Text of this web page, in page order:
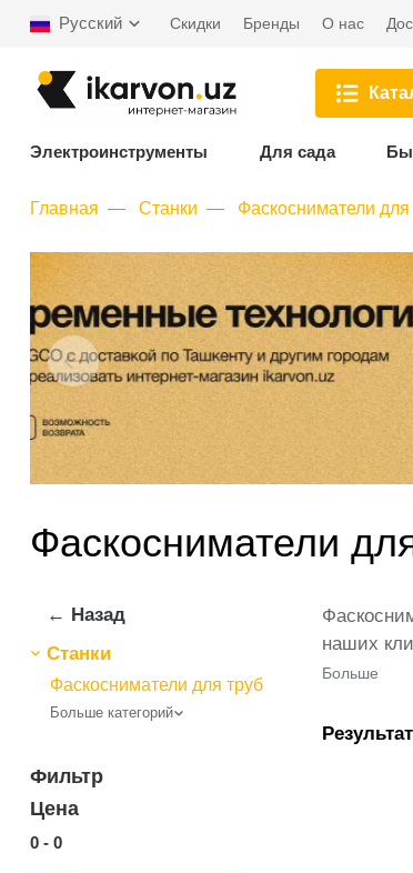
Русский Скидки Бренды О нас
Электроинструменты Для сада
Главная Станки Фаскосниматели для
Фаскосниматели
← Назад
Станки
Фаскосниматели для труб
Больше категорий
Фильтр
Цена
0 - 0
наших
магазине
для труб
из
Больше